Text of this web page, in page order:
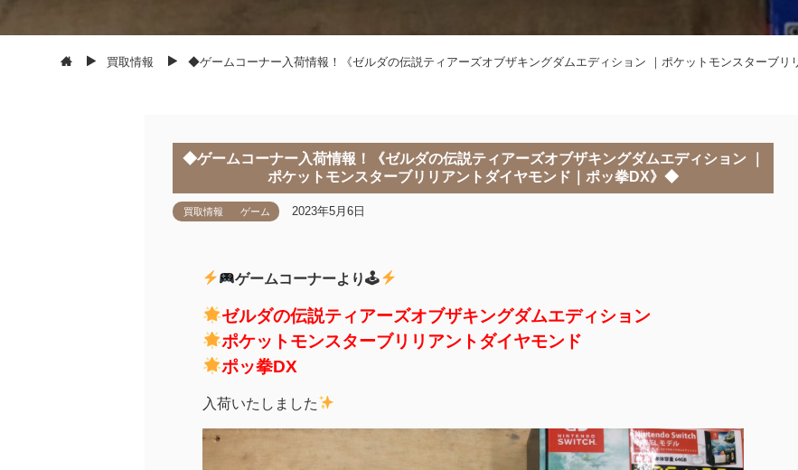
買取情報 ◆ゲームコーナー入荷情報！《ゼルダの伝説ティアーズオブザキングダムエディション ｜ポケットモンスターブ
◆ゲームコーナー入荷情報！《ゼルダの伝説ティアーズオブザキングダムエディション ｜
ポケットモンスターブリリアントダイヤモンド｜ポッ拳DX》◆
買取情報 ゲーム 2023年5月6日
ゲームコーナーより🕹
ゼルダの伝説ティアーズオブザキングダムエディション
ポケットモンスターブリリアントダイヤモンド
ポッ拳DX
入荷いたしました